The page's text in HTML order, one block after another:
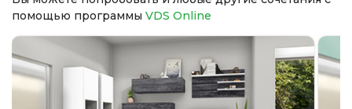
помощью программы VDS Online